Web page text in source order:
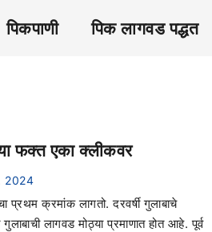
पिकपाणी पिक लागवड पद्धत
फक्त एका क्लीकवर
2024
प्रथम क्रमांक लागतो. दरवर्षी गुलाबाचे
लागवड मोठ्या प्रमाणात होत आहे. पूर्व